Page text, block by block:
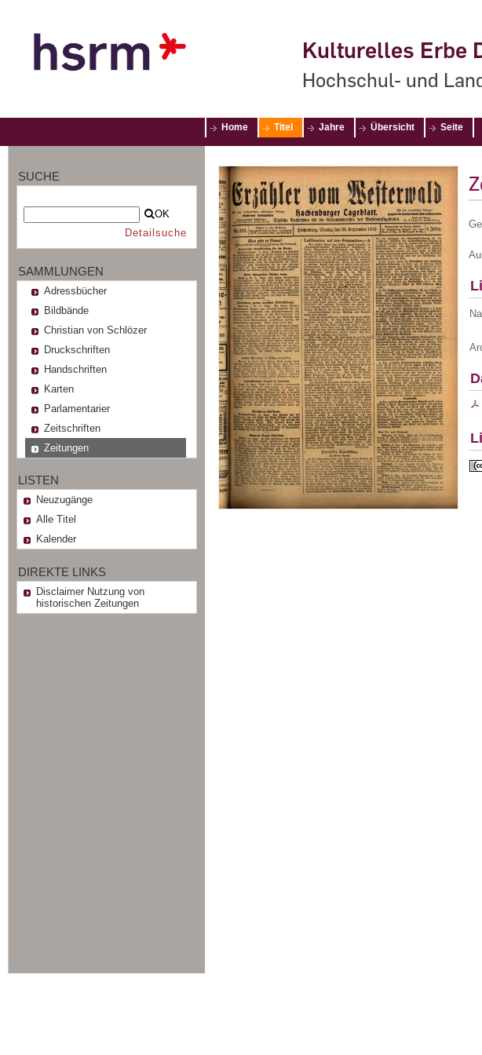
Kulturelles Erbe
Hochschul- und
Home Titel Jahre Übersicht Seite
SUCHE
OK
Detailsuche
SAMMLUNGEN
Adressbücher
Bildbände
Christian von Schlözer
Druckschriften
Handschriften
Karten
Parlamentarier
Zeitschriften
Zeitungen
LISTEN
Neuzugänge
Alle Titel
Kalender
DIREKTE LINKS
Disclaimer Nutzung von
historischen Zeitungen